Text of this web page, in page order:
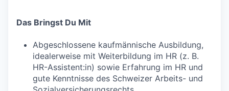
Das Bringst Du Mit
Abgeschlossene kaufmännische Ausbildung,
idealerweise mit Weiterbildung im HR (z. B.
HR-Assistent:in) sowie Erfahrung im HR und
gute Kenntnisse des Schweizer Arbeits- und